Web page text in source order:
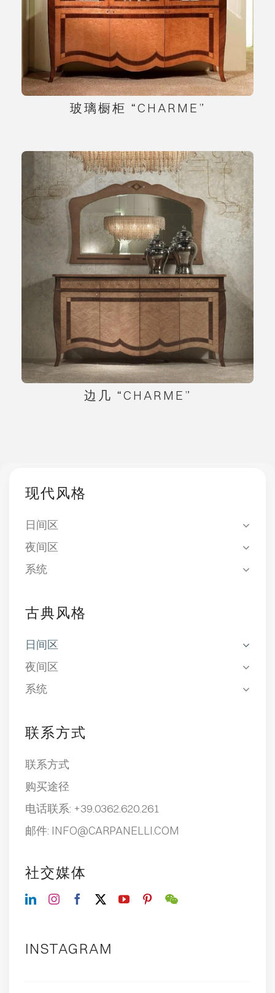
玻璃橱柜 “CHARME”
边几 “CHARME”
现代风格
日间区
夜间区
系统
古典风格
日间区
夜间区
系统
联系方式
联系方式
购买途径
电话联系: +39.0362.620.261
邮件: INFO@CARPANELLI.COM
社交媒体
INSTAGRAM